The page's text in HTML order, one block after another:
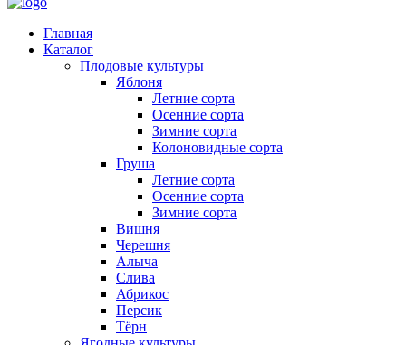
Главная
Каталог
Плодовые культуры
Яблоня
Летние сорта
Осенние сорта
Зимние сорта
Колоновидные сорта
Груша
Летние сорта
Осенние сорта
Зимние сорта
Вишня
Черешня
Алыча
Слива
Абрикос
Персик
Тёрн